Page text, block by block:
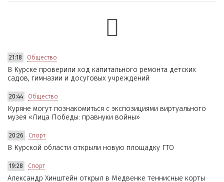
21:18 Общество
В Курске проверили ход капитального ремонта детских
садов, гимназии и досуговых учреждений
20:44 Общество
Куряне могут познакомиться с экспозициями виртуального
музея «Лица Победы: правнуки войны»
20:26 Спорт
В Курской области открыли новую площадку ГТО
19:28 Спорт
Александр Хинштейн открыл в Медвенке теннисные корты